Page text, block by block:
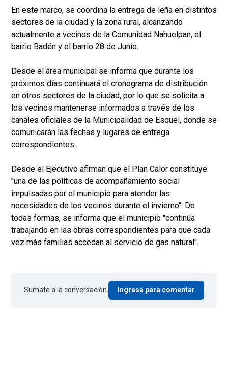
En este marco, se coordina la entrega de leña en distintos
sectores de la ciudad y la zona rural, alcanzando
actualmente a vecinos de la Comunidad Nahuelpan, el
barrio Badén y el barrio 28 de Junio.
Desde el área municipal se informa que durante los
próximos días continuará el cronograma de distribución
en otros sectores de la ciudad, por lo que se solicita a
los vecinos mantenerse informados a través de los
canales oficiales de la Municipalidad de Esquel, donde se
comunicarán las fechas y lugares de entrega
correspondientes.
Desde el Ejecutivo afirman que el Plan Calor constituye
"una de las políticas de acompañamiento social
impulsadas por el municipio para atender las
necesidades de los vecinos durante el invierno". De
todas formas, se informa que el municipio "continúa
trabajando en las obras correspondientes para que cada
vez más familias accedan al servicio de gas natural".
Sumate a la conversación. Ingresá para comentar